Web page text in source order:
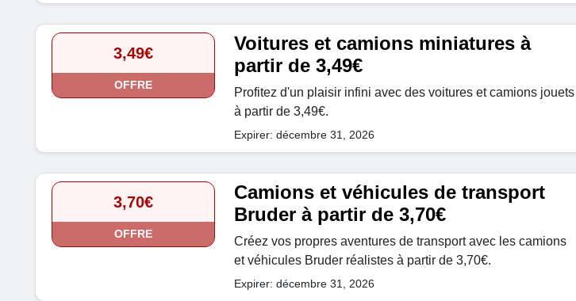
3,49€
OFFRE
Voitures et camions miniatures à
partir de 3,49€
Profitez d'un plaisir infini avec des voitures et camions jouets
à partir de 3,49€.
Expirer: décembre 31, 2026
3,70€
OFFRE
Camions et véhicules de transport
Bruder à partir de 3,70€
Créez vos propres aventures de transport avec les camions
et véhicules Bruder réalistes à partir de 3,70€.
Expirer: décembre 31, 2026